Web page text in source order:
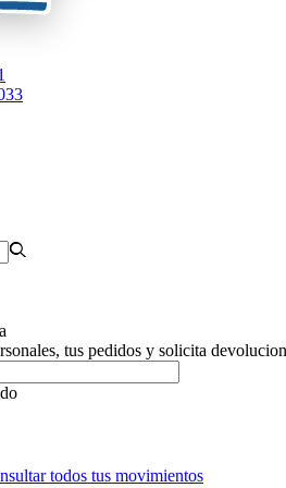
tus pedidos y solicita
todos tus movimientos